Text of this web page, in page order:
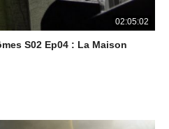
02:05:02
S02 Ep04 : La Maison